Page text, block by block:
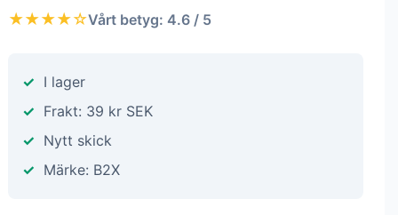
★★★★☆Vårt betyg: 4.6 / 5
I lager
Frakt: 39 kr SEK
Nytt skick
Märke: B2X